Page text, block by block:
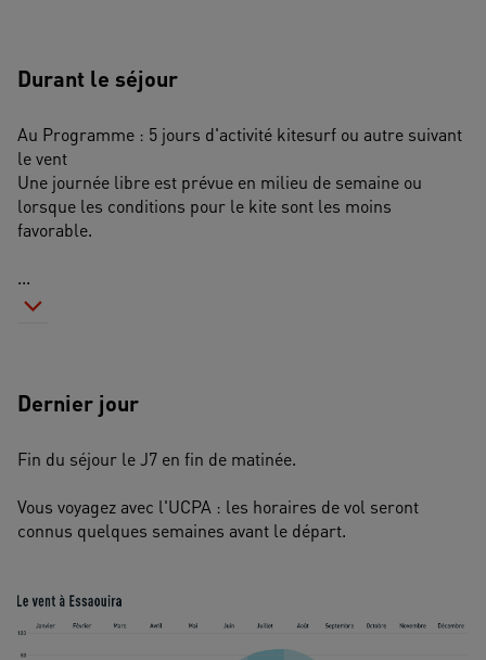
Durant le séjour
Au Programme : 5 jours d'activité kitesurf ou autre suivant
le vent
Une journée libre est prévue en milieu de semaine ou
lorsque les conditions pour le kite sont les moins
favorable.
...
Dernier jour
Fin du séjour le J7 en fin de matinée.
Vous voyagez avec l'UCPA : les horaires de vol seront
connus quelques semaines avant le départ.